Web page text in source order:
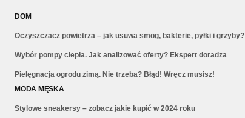
DOM
Oczyszczacz powietrza – jak usuwa smog, bakterie, pyłki i grzyby?
Wybór pompy ciepła. Jak analizować oferty? Ekspert doradza
Pielęgnacja ogrodu zimą. Nie trzeba? Błąd! Wręcz musisz!
MODA MĘSKA
Stylowe sneakersy – zobacz jakie kupić w 2024 roku